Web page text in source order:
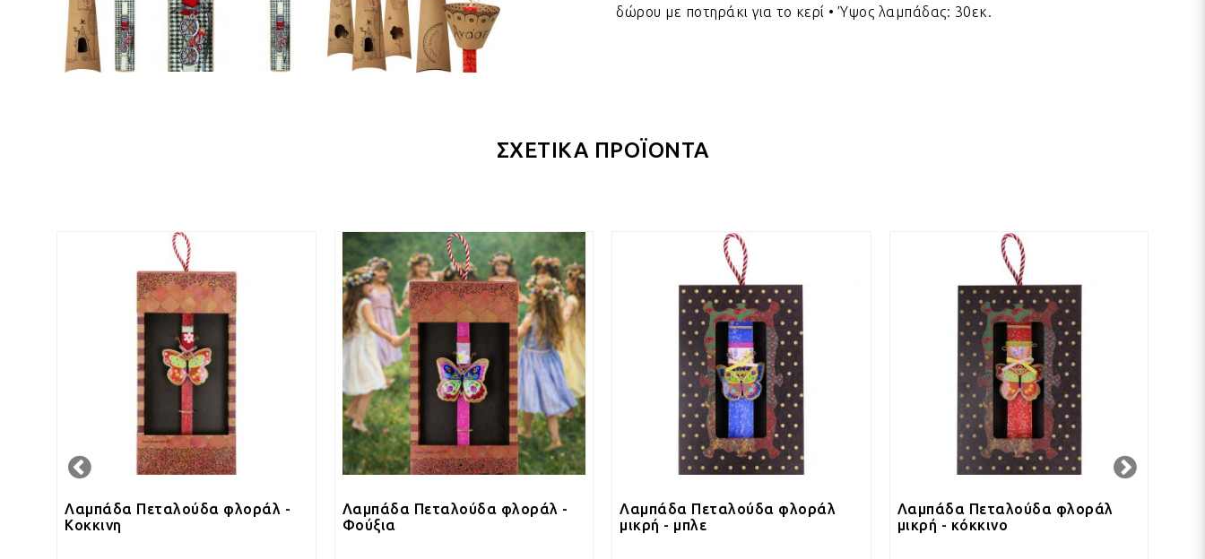
δώρου με ποτηράκι για το κερί • Ύψος λαμπάδας: 30εκ.
ΣΧΕΤΙΚΑ ΠΡΟΪΟΝΤΑ
Λαμπάδα Πεταλούδα φλοράλ -
Κοκκινη
Λαμπάδα Πεταλούδα φλοράλ -
Φούξια
Λαμπάδα Πεταλούδα φλοράλ
μικρή - μπλε
Λαμπάδα Πεταλούδα φλοράλ
μικρή - κόκκινο